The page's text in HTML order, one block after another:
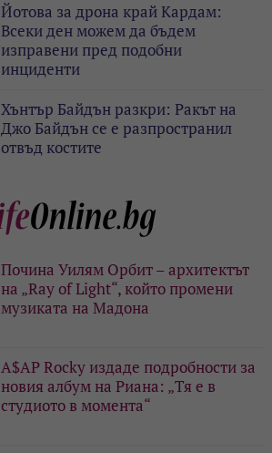
Йотова за дрона край Кардам:
Всеки ден можем да бъдем
изправени пред подобни
инциденти
Хънтър Байдън разкри: Ракът на
Джо Байдън се е разпространил
отвъд костите
Почина Уилям Орбит – архитектът
на „Ray of Light“, който промени
музиката на Мадона
A$AP Rocky издаде подробности за
новия албум на Риана: „Тя е в
студиото в момента“